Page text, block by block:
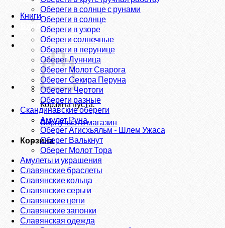
Книги
Вход
Корзина пуста.
Вернуться в магазин
Корзина
Обереги в солнце с рунами
Обереги в солнце
Обереги в узоре
Обереги солнечные
Обереги в перунице
Оберег Лунница
Оберег Молот Сварога
Оберег Секира Перуна
Обереги Чертоги
Обереги разные
Скандинавские обереги
Амулет Руна
Оберег Агисхьяльм - Шлем Ужаса
Оберег Валькнут
Оберег Молот Тора
Амулеты и украшения
Славянские браслеты
Славянские кольца
Славянские серьги
Славянские цепи
Славянские запонки
Славянская одежда